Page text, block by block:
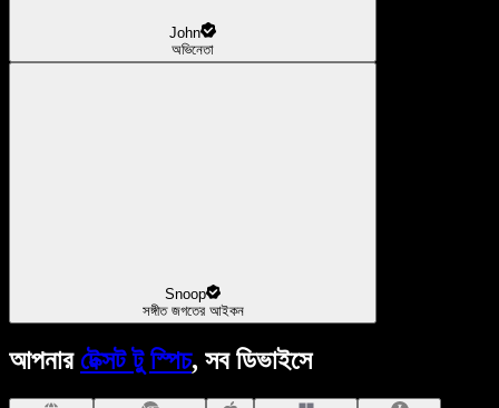
John
অভিনেতা
Snoop
সঙ্গীত জগতের আইকন
আপনার টেক্সট টু স্পিচ, সব ডিভাইসে